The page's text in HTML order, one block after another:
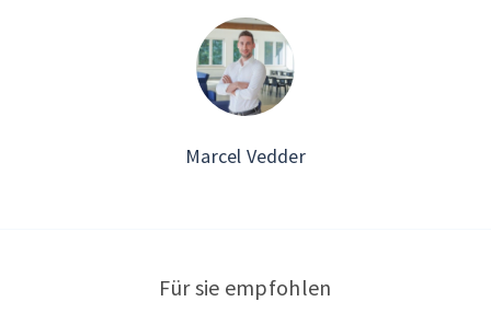
Marcel Vedder
Für sie empfohlen